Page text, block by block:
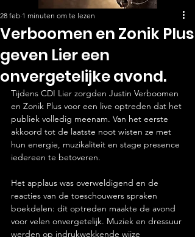
Verboomen en Zonik Plus
geven Lier een
onvergetelijke avond.
28 feb 1 minuten om te lezen
Tijdens CDI Lier zorgden Justin Verboomen
en Zonik Plus voor een live optreden dat het
publiek volledig meenam. Van het eerste
akkoord tot de laatste noot wisten ze met
hun energie, muzikaliteit en stage presence
iedereen te betoveren.
Het applaus was overweldigend en de
reacties van de toeschouwers spraken
boekdelen: dit optreden maakte de avond
voor velen onvergetelijk. Muziek en dressuur
werden op indrukwekkende wijze